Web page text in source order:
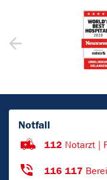
Notfall
112 Notarzt |
116 117